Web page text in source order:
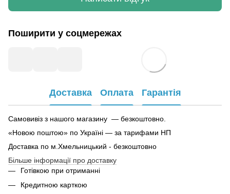
Поширити у соцмережах
Доставка Оплата Гарантія
Самовивіз з нашого магазину — безкоштовно.
«Новою поштою» по Україні — за тарифами НП
Доставка по м.Хмельницький - безкоштовно
Більше інформації про доставку
Готівкою при отриманні
Кредитною карткою